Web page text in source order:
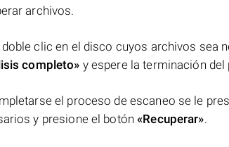
archivos.
doble clic en el disco cuyos archivos sea
completo» y espere la terminación
el proceso de escaneo se le
y presione el botón«Recuperar».